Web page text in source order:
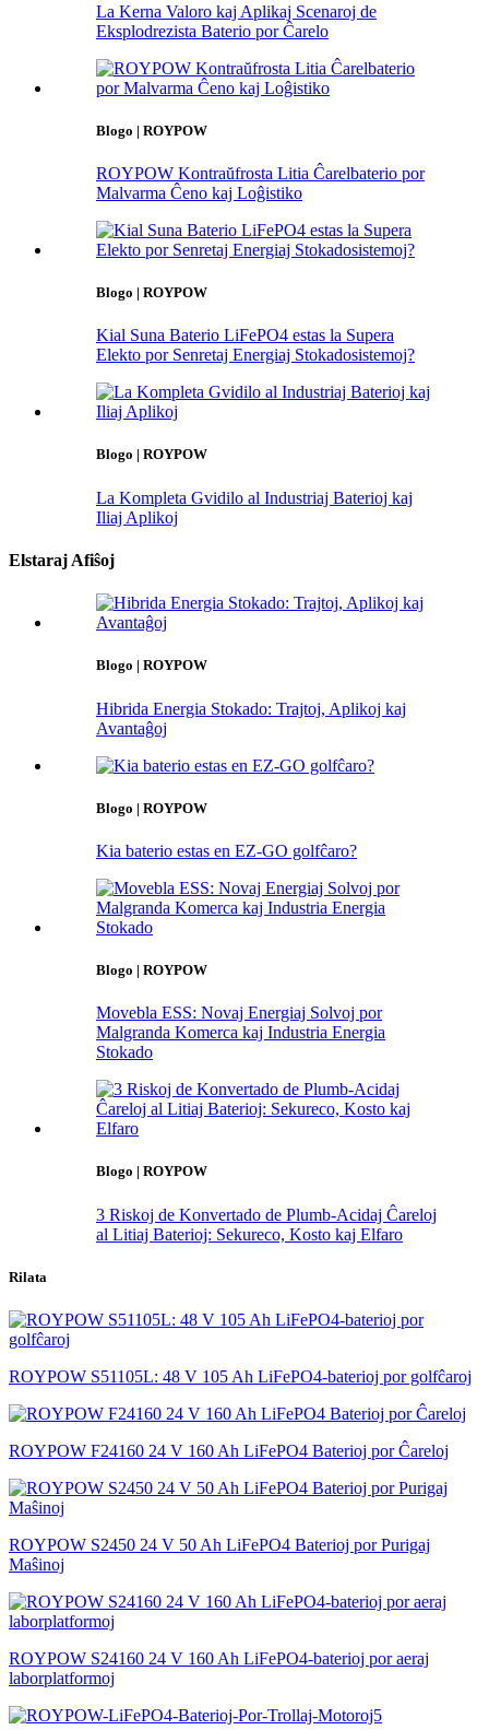
La Kerna Valoro kaj Aplikaj Scenaroj de
Eksplodrezista Baterio por Ĉarelo
Blogo | ROYPOW
ROYPOW Kontraŭfrosta Litia Ĉarelbaterio por
Malvarma Ĉeno kaj Loĝistiko
Blogo | ROYPOW
Kial Suna Baterio LiFePO4 estas la Supera
Elekto por Senretaj Energiaj Stokadosistemoj?
Blogo | ROYPOW
La Kompleta Gvidilo al Industriaj Baterioj kaj
Iliaj Aplikoj
Elstaraj Afiŝoj
Blogo | ROYPOW
Hibrida Energia Stokado: Trajtoj, Aplikoj kaj
Avantaĝoj
Blogo | ROYPOW
Kia baterio estas en EZ-GO golfĉaro?
Blogo | ROYPOW
Movebla ESS: Novaj Energiaj Solvoj por
Malgranda Komerca kaj Industria Energia
Stokado
Blogo | ROYPOW
3 Riskoj de Konvertado de Plumb-Acidaj Ĉareloj
al Litiaj Baterioj: Sekureco, Kosto kaj Elfaro
Rilata
ROYPOW S51105L: 48 V 105 Ah LiFePO4-baterioj por golfĉaroj
ROYPOW F24160 24 V 160 Ah LiFePO4 Baterioj por Ĉareloj
ROYPOW S2450 24 V 50 Ah LiFePO4 Baterioj por Purigaj
Maŝinoj
ROYPOW S24160 24 V 160 Ah LiFePO4-baterioj por aeraj
laborplatformoj